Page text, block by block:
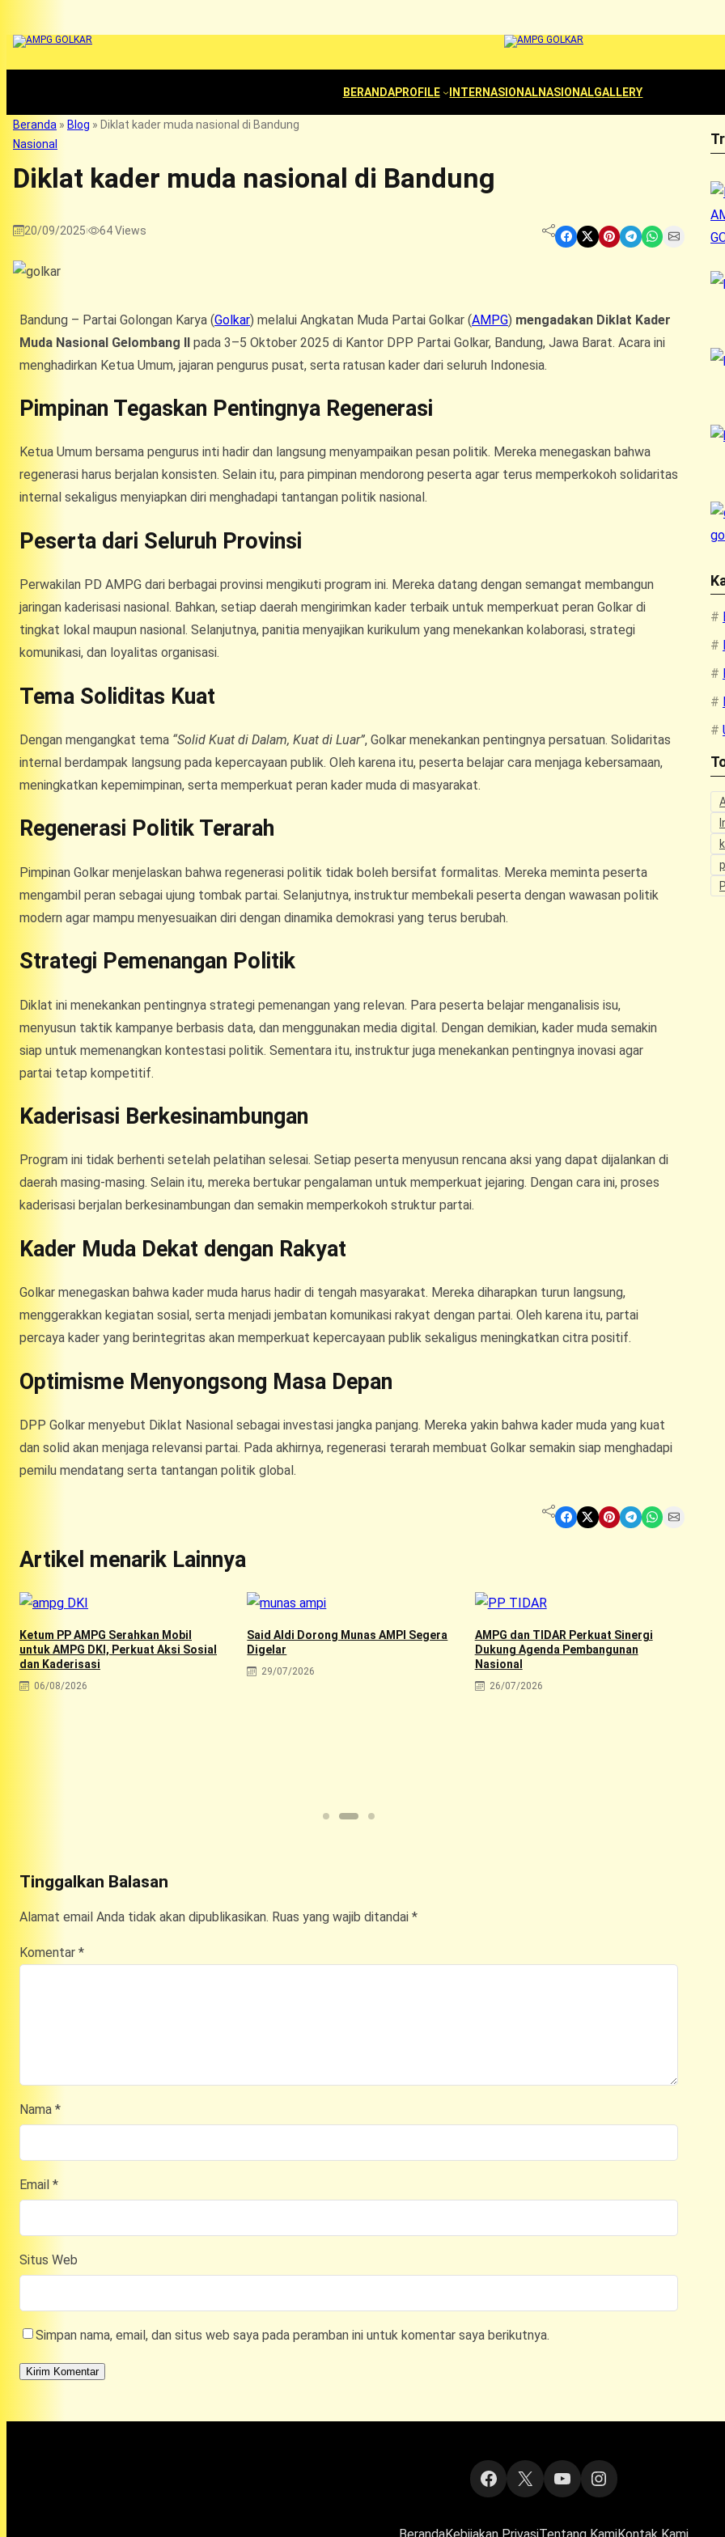
BERANDAPROFILE INTERNASIONALNASIONALGALLERY
Beranda » Blog » Diklat kader muda nasional di Bandung
Nasional
Diklat kader muda nasional di Bandung
20/09/2025 | 64Views Share on Facebook Share on X Share on Pinterest Share on Telegram Share on WhatsApp Share on Email
Bandung – Partai Golongan Karya (Golkar) melalui Angkatan Muda Partai Golkar (AMPG) mengadakan Diklat Kader
Muda Nasional Gelombang II pada 3–5 Oktober 2025 di Kantor DPP Partai Golkar, Bandung, Jawa Barat. Acara ini
menghadirkan Ketua Umum, jajaran pengurus pusat, serta ratusan kader dari seluruh Indonesia.
Pimpinan Tegaskan Pentingnya Regenerasi
Ketua Umum bersama pengurus inti hadir dan langsung menyampaikan pesan politik. Mereka menegaskan bahwa
regenerasi harus berjalan konsisten. Selain itu, para pimpinan mendorong peserta agar terus memperkokoh solidaritas
internal sekaligus menyiapkan diri menghadapi tantangan politik nasional.
Peserta dari Seluruh Provinsi
Perwakilan PD AMPG dari berbagai provinsi mengikuti program ini. Mereka datang dengan semangat membangun
jaringan kaderisasi nasional. Bahkan, setiap daerah mengirimkan kader terbaik untuk memperkuat peran Golkar di
tingkat lokal maupun nasional. Selanjutnya, panitia menyajikan kurikulum yang menekankan kolaborasi, strategi
komunikasi, dan loyalitas organisasi.
Tema Soliditas Kuat
Dengan mengangkat tema “Solid Kuat di Dalam, Kuat di Luar”, Golkar menekankan pentingnya persatuan. Solidaritas
internal berdampak langsung pada kepercayaan publik. Oleh karena itu, peserta belajar cara menjaga kebersamaan,
meningkatkan kepemimpinan, serta memperkuat peran kader muda di masyarakat.
Regenerasi Politik Terarah
Pimpinan Golkar menjelaskan bahwa regenerasi politik tidak boleh bersifat formalitas. Mereka meminta peserta
mengambil peran sebagai ujung tombak partai. Selanjutnya, instruktur membekali peserta dengan wawasan politik
modern agar mampu menyesuaikan diri dengan dinamika demokrasi yang terus berubah.
Strategi Pemenangan Politik
Diklat ini menekankan pentingnya strategi pemenangan yang relevan. Para peserta belajar menganalisis isu,
menyusun taktik kampanye berbasis data, dan menggunakan media digital. Dengan demikian, kader muda semakin
siap untuk memenangkan kontestasi politik. Sementara itu, instruktur juga menekankan pentingnya inovasi agar
partai tetap kompetitif.
Kaderisasi Berkesinambungan
Program ini tidak berhenti setelah pelatihan selesai. Setiap peserta menyusun rencana aksi yang dapat dijalankan di
daerah masing-masing. Selain itu, mereka bertukar pengalaman untuk memperkuat jejaring. Dengan cara ini, proses
kaderisasi berjalan berkesinambungan dan semakin memperkokoh struktur partai.
Kader Muda Dekat dengan Rakyat
Golkar menegaskan bahwa kader muda harus hadir di tengah masyarakat. Mereka diharapkan turun langsung,
menggerakkan kegiatan sosial, serta menjadi jembatan komunikasi rakyat dengan partai. Oleh karena itu, partai
percaya kader yang berintegritas akan memperkuat kepercayaan publik sekaligus meningkatkan citra positif.
Optimisme Menyongsong Masa Depan
DPP Golkar menyebut Diklat Nasional sebagai investasi jangka panjang. Mereka yakin bahwa kader muda yang kuat
dan solid akan menjaga relevansi partai. Pada akhirnya, regenerasi terarah membuat Golkar semakin siap menghadapi
pemilu mendatang serta tantangan politik global.
Share on Facebook Share on X Share on Pinterest Share on Telegram Share on WhatsApp Share on Email
Artikel menarik Lainnya
Ketum PP AMPG Serahkan Mobil
untuk AMPG DKI, Perkuat Aksi Sosial
dan Kaderisasi
06/08/2026
Said Aldi Dorong Munas AMPI Segera
Digelar
29/07/2026
AMPG dan TIDAR Perkuat Sinergi
Dukung Agenda Pembangunan
Nasional
26/07/2026
Tinggalkan Balasan
Alamat email Anda tidak akan dipublikasikan. Ruas yang wajib ditandai *
Komentar *
Nama *
Email *
Situs Web
Simpan nama, email, dan situs web saya pada peramban ini untuk komentar saya berikutnya.
Facebook
X YouTubeInstagram